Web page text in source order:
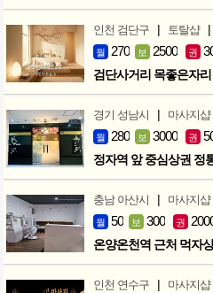
인천 검단구 | 토탈샵 |
월 270 보 2500 권
경기 성남시 | 마사지샵
월 280 보 3000 권
정자역 앞 중심상권 정
충남 아산시 | 마사지샵
월 50 보 300 권
온양온천역 근처 먹자
인천 연수구 | 마사지샵